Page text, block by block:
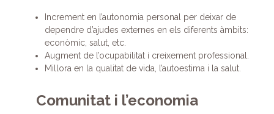
Increment en l’autonomia personal per deixar de
dependre d’ajudes externes en els diferents àmbits:
econòmic, salut, etc.
Augment de l’ocupabilitat i creixement professional.
Millora en la qualitat de vida, l’autoestima i la salut.
Comunitat i l’economia